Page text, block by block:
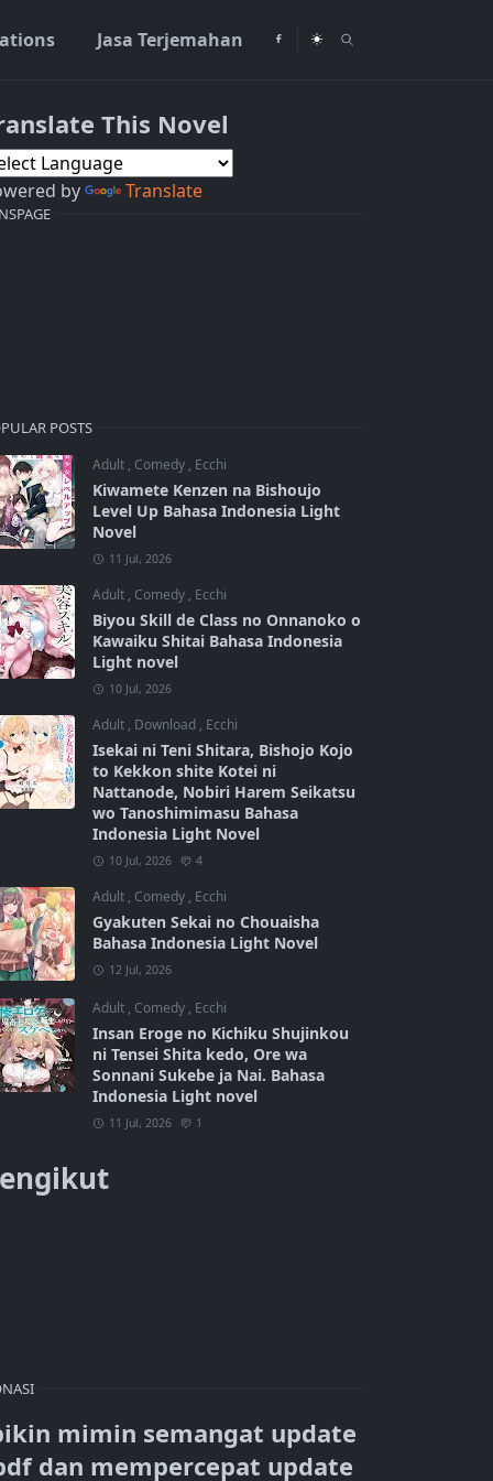
Jasa Terjemahan
This Novel
by Translate
POSTS
Adult , Comedy , Ecchi
Kiwamete Kenzen na Bishoujo
Level Up Bahasa Indonesia Light
Novel
11 Jul, 2026
Adult , Comedy , Ecchi
Biyou Skill de Class no Onnanoko o
Kawaiku Shitai Bahasa Indonesia
Light novel
10 Jul, 2026
Adult , Download , Ecchi
Isekai ni Teni Shitara, Bishojo Kojo
to Kekkon shite Kotei ni
Nattanode, Nobiri Harem Seikatsu
wo Tanoshimimasu Bahasa
Indonesia Light Novel
10 Jul, 2026 4
Adult , Comedy , Ecchi
Gyakuten Sekai no Chouaisha
Bahasa Indonesia Light Novel
12 Jul, 2026
Adult , Comedy , Ecchi
Insan Eroge no Kichiku Shujinkou
ni Tensei Shita kedo, Ore wa
Sonnani Sukebe ja Nai. Bahasa
Indonesia Light novel
11 Jul, 2026 1
mimin semangat update
dan mempercepat update